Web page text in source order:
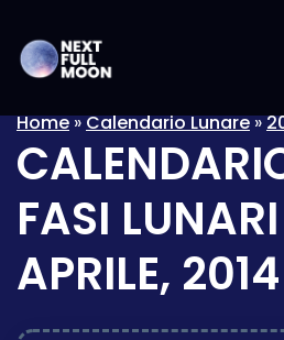
Home»Calendario Lunare»
FASI LUNARI
APRILE, 2014